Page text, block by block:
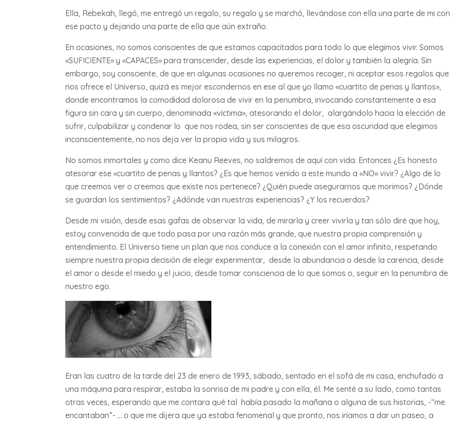
Ella, Rebekah, llegó, me entregó un regalo, su regalo y se marchó, llevándose con ella una parte de mi con
ese pacto y dejando una parte de ella que aún extraño.
En ocasiones, no somos conscientes de que estamos capacitados para todo lo que elegimos vivir. Somos
«SUFICIENTE» y «CAPACES» para transcender, desde las experiencias, el dolor y también la alegría. Sin
embargo, soy consciente, de que en algunas ocasiones no queremos recoger, ni aceptar esos regalos que
nos ofrece el Universo, quizá es mejor escondernos en ese al que yo llamo «cuartito de penas y llantos»,
donde encontramos la comodidad dolorosa de vivir en la penumbra, invocando constantemente a esa
figura sin cara y sin cuerpo, denominada «víctima», atesorando el dolor, alargándolo hacia la elección de
sufrir, culpabilizar y condenar lo que nos rodea, sin ser conscientes de que esa oscuridad que elegimos
inconscientemente, no nos deja ver la propia vida y sus milagros.
No somos inmortales y como dice Keanu Reeves, no saldremos de aquí con vida. Entonces ¿Es honesto
atesorar ese «cuartito de penas y llantos? ¿Es que hemos venido a este mundo a «NO» vivir? ¿Algo de lo
que creemos ver o creemos que existe nos pertenece? ¿Quién puede asegurarnos que morimos? ¿Dónde
se guardan los sentimientos? ¿Adónde van nuestras experiencias? ¿Y los recuerdos?
Desde mi visión, desde esas gafas de observar la vida, de mirarla y creer vivirla y tan sólo diré que hoy,
estoy convencida de que todo pasa por una razón más grande, que nuestra propia comprensión y
entendimiento. El Universo tiene un plan que nos conduce a la conexión con el amor infinito, respetando
siempre nuestra propia decisión de elegir experimentar, desde la abundancia o desde la carencia, desde
el amor o desde el miedo y el juicio, desde tomar consciencia de lo que somos o, seguir en la penumbra de
nuestro ego.
Eran las cuatro de la tarde del 23 de enero de 1993, sábado, sentado en el sofá de mi casa, enchufado a
una máquina para respirar, estaba la sonrisa de mi padre y con ella, él. Me senté a su lado, como tantas
otras veces, esperando que me contara qué tal había pasado la mañana o alguna de sus historias, -“me
encantaban”- … o que me dijera que ya estaba fenomenal y que pronto, nos iríamos a dar un paseo, a